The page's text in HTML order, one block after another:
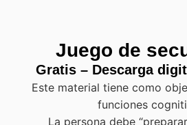
Juego de
Gratis – Descarga
Este material tiene como
funciones
La persona debe